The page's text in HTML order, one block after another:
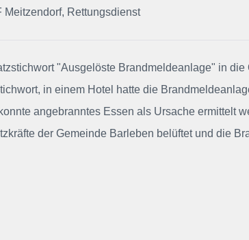
Meitzendorf, Rettungsdienst
"Ausgelöste Brandmeldeanlage" in die
in einem Hotel hatte die
angebranntes Essen als Ursache ermittelt
der Gemeinde Barleben belüftet und die